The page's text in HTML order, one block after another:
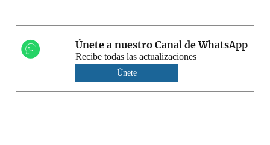
Únete a nuestro Canal de WhatsApp
Recibe todas las actualizaciones
Únete